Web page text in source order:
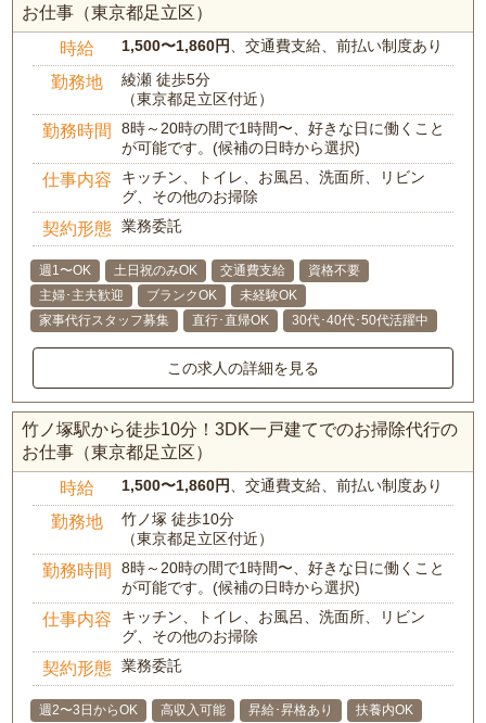
お仕事（東京都足立区）
時給 1,500〜1,860円 、交通費支給、前払い制度あり
勤務地
綾瀬 徒歩5分
（東京都足立区付近）
勤務時間
8時～20時の間で1時間〜、好きな日に働くこと
が可能です。(候補の日時から選択)
仕事内容
キッチン、トイレ、お風呂、洗面所、リビン
グ、その他のお掃除
契約形態 業務委託
週1〜OK 土日祝のみOK 交通費支給
資格不要
主婦･主夫歓迎
ブランクOK
未経験OK
家事代行スタッフ募集
直行･直帰OK 30代･40代･50代活躍中
この求人の詳細を見る
竹ノ塚駅から徒歩10分！3DK一戸建てでのお掃除代行の
お仕事（東京都足立区）
時給 1,500〜1,860円 、交通費支給、前払い制度あり
勤務地
竹ノ塚 徒歩10分
（東京都足立区付近）
勤務時間
8時～20時の間で1時間〜、好きな日に働くこと
が可能です。(候補の日時から選択)
仕事内容
キッチン、トイレ、お風呂、洗面所、リビン
グ、その他のお掃除
契約形態 業務委託
週2〜3日からOK 高収入可能 昇給･昇格あり 扶養内OK